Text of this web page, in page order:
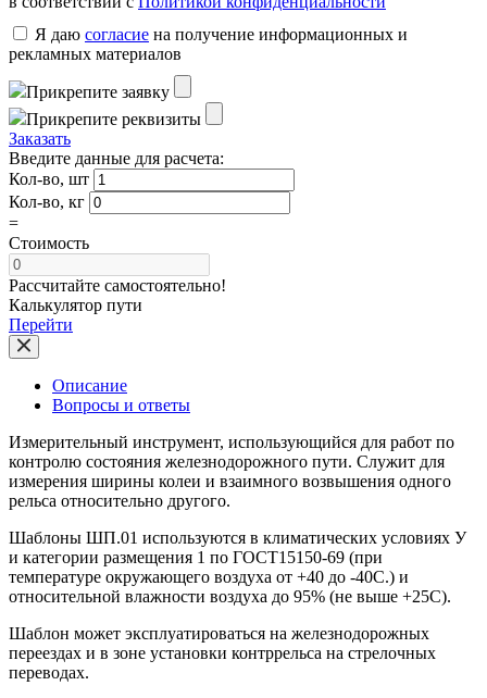
Я даю согласие на получение информационных и
рекламных материалов
Прикрепите заявку
Прикрепите реквизиты
Заказать
Введите данные для расчета:
Кол-во, шт
Кол-во, кг
=
Стоимость
Рассчитайте самостоятельно!
Калькулятор пути
Перейти
Описание
Вопросы и ответы
Измерительный инструмент, использующийся для работ по
контролю состояния железнодорожного пути. Служит для
измерения ширины колеи и взаимного возвышения одного
рельса относительно другого.
Шаблоны ШП.01 используются в климатических условиях У
и категории размещения 1 по ГОСТ15150-69 (при
температуре окружающего воздуха от +40 до -40С.) и
относительной влажности воздуха до 95% (не выше +25С).
Шаблон может эксплуатироваться на железнодорожных
переездах и в зоне установки контррельса на стрелочных
переводах.